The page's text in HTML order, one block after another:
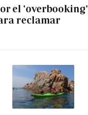
el
reclamar